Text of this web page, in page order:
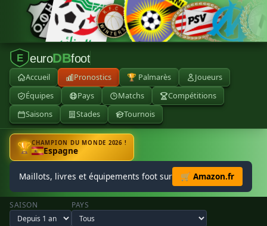
E euroDBfoot
Accueil Pronostics 🏆 Palmarès
Joueurs
Équipes
Pays Matchs
Compétitions
Saisons
Stades Tournois
🏆CHAMPION DU MONDE 2026 !
Espagne
Maillots, livres et équipements foot sur 🛒 Amazon.fr
SAISON PAYS